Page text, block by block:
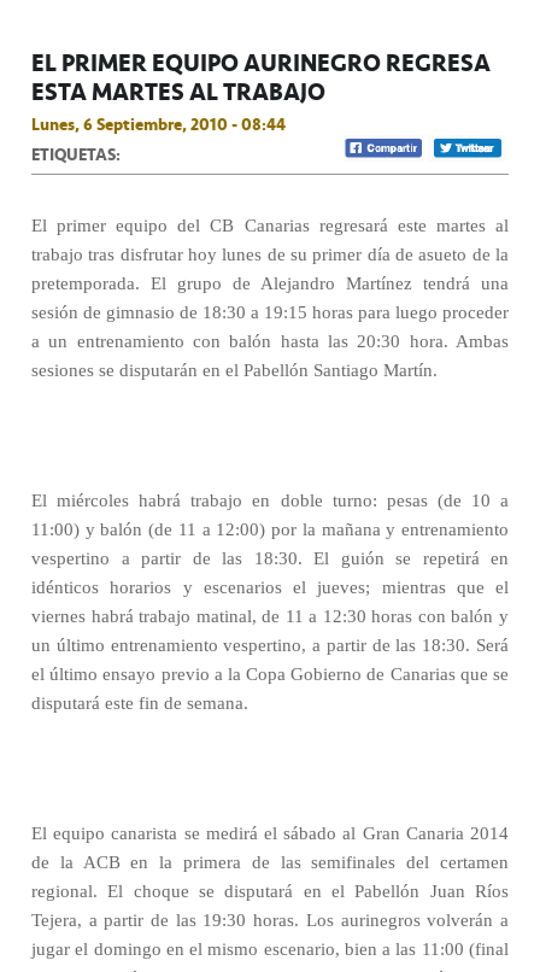
EL PRIMER EQUIPO AURINEGRO REGRESA
ESTA MARTES AL TRABAJO
Lunes, 6 Septiembre, 2010 - 08:44
ETIQUETAS:
El primer equipo del CB Canarias regresará este martes al
trabajo tras disfrutar hoy lunes de su primer día de asueto de la
pretemporada. El grupo de Alejandro Martínez tendrá una
sesión de gimnasio de 18:30 a 19:15 horas para luego proceder
a un entrenamiento con balón hasta las 20:30 hora. Ambas
sesiones se disputarán en el Pabellón Santiago Martín.
El miércoles habrá trabajo en doble turno: pesas (de 10 a
11:00) y balón (de 11 a 12:00) por la mañana y entrenamiento
vespertino a partir de las 18:30. El guión se repetirá en
idénticos horarios y escenarios el jueves; mientras que el
viernes habrá trabajo matinal, de 11 a 12:30 horas con balón y
un último entrenamiento vespertino, a partir de las 18:30. Será
el último ensayo previo a la Copa Gobierno de Canarias que se
disputará este fin de semana.
El equipo canarista se medirá el sábado al Gran Canaria 2014
de la ACB en la primera de las semifinales del certamen
regional. El choque se disputará en el Pabellón Juan Ríos
Tejera, a partir de las 19:30 horas. Los aurinegros volverán a
jugar el domingo en el mismo escenario, bien a las 11:00 (final